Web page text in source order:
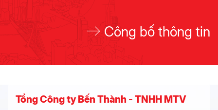
Công bố thông tin
Tổng Công ty Bến Thành - TNHH MTV